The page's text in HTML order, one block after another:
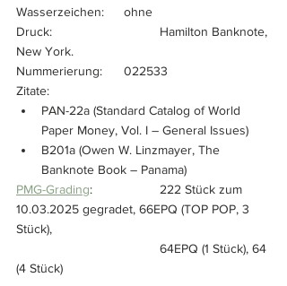
Wasserzeichen:	ohne
Druck:			Hamilton Banknote,
New York.
Nummerierung:	022533
Zitate:
PAN-22a (Standard Catalog of World
Paper Money, Vol. I – General Issues)
B201a (Owen W. Linzmayer, The
Banknote Book – Panama)
PMG-Grading:		222 Stück zum
10.03.2025 gegradet, 66EPQ (TOP POP, 3
Stück),
(4 Stück)